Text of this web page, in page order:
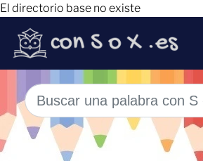
El directorio base no existe